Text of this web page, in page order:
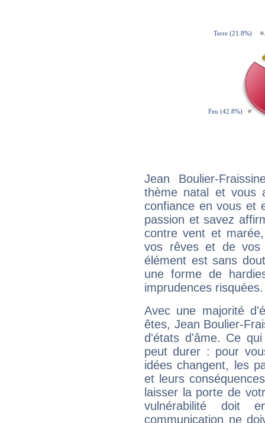
Jean Boulier-
thème natal et vous
confiance en vous et
passion et savez
contre vent et
vos rêves et de vos
élément est sans
une forme de
imprudences risquées.
Avec une majorité
êtes, Jean Boulier-
d'états d'âme. Ce
peut durer : pour
idées changent, les
et leurs
laisser la porte de
vulnérabilité doit
communication ne